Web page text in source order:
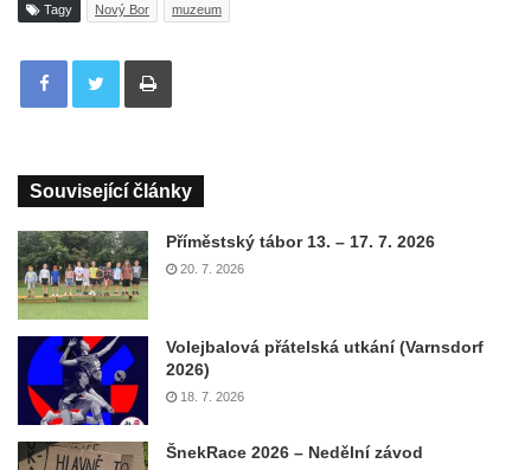
Tagy Nový Bor muzeum
Tisknout
Související články
Příměstský tábor 13. – 17. 7. 2026
20. 7. 2026
Volejbalová přátelská utkání (Varnsdorf
2026)
18. 7. 2026
ŠnekRace 2026 – Nedělní závod